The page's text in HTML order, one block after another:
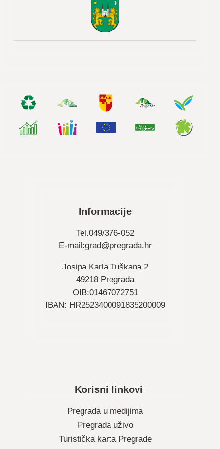
Informacije
Tel.049/376-052
E-mail:grad@pregrada.hr
Josipa Karla Tuškana 2
49218 Pregrada
OIB:01467072751
IBAN: HR2523400091835200009
Korisni linkovi
Pregrada u medijima
Pregrada uživo
Turistička karta Pregrade